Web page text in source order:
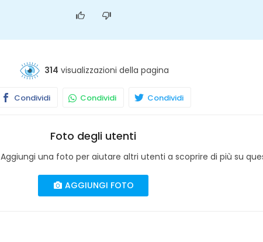
314 visualizzazioni della pagina
Condividi Condividi Condividi
Foto degli utenti
Aggiungi una foto per aiutare altri utenti a scoprire di più su
AGGIUNGI FOTO